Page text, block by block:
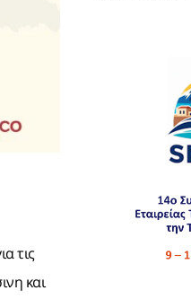
τις
και